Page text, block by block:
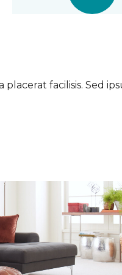
facilisis. Sed